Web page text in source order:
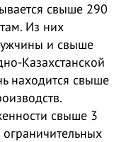
свыше 290
Из них
и свыше
Казахстанской
находится свыше
свыше 3